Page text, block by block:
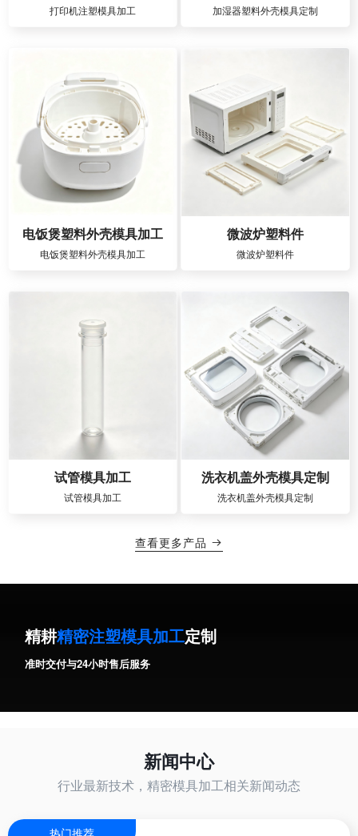
打印机注塑模具加工 加湿器塑料外壳模具定制
电饭煲塑料外壳模具加工
电饭煲塑料外壳模具加工
微波炉塑料件
微波炉塑料件
试管模具加工
试管模具加工
洗衣机盖外壳模具定制
洗衣机盖外壳模具定制
查看更多产品 
精耕精密注塑模具加工定制
准时交付与24小时售后服务
新闻中心
行业最新技术，精密模具加工相关新闻动态
热门推荐